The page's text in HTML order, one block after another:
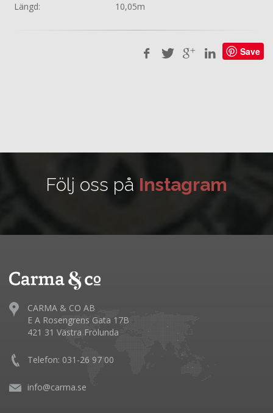
Längd:
10,05m
Save
Följ oss på Instagram
CARMA & CO AB
E A Rosengrens Gata 17B
421 31 Västra Frölunda
Telefon: 031-26 97 00
info@carma.se